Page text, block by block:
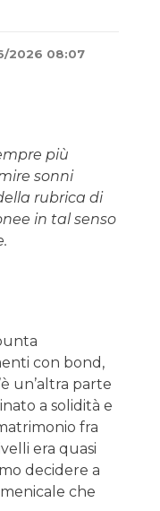
2026 08:07
più
sonni
rubrica di
in tal senso
con bond,
un’altra parte
a solidità e
fra
era quasi
decidere a
che